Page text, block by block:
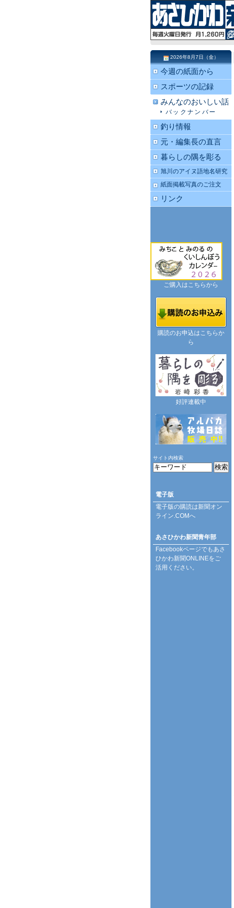
2026年8月7日（金）
今週の紙面から
スポーツの記録
みんなのおいしい話
バックナンバー
釣り情報
元・編集長の直言
暮らしの隅を彫る
旭川のアイヌ語地名研究
紙面掲載写真のご注文
リンク
ご購入はこちらから
購読のお申込はこちらか
ら
好評連載中
サイト内検索
電子版
電子版の購読は新聞オン
ライン.COMへ
あさひかわ新聞青年部
Facebookページでもあさ
ひかわ新聞ONLINEをご
活用ください。